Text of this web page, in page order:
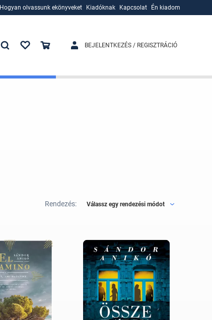
Hogyan olvassunk ekönyveket
Kiadóknak
Kapcsolat Én kiadom
BEJELENTKEZÉS / REGISZTRÁCIÓ
Rendezés: Válassz egy rendezési módot